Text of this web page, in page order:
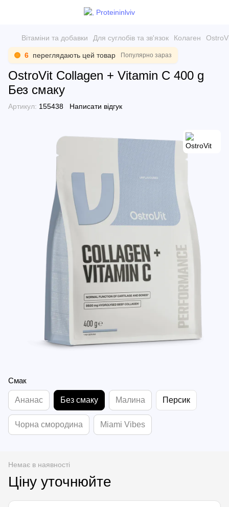
Вітаміни та добавки Для суглобів та зв'язок Колаген
6 переглядають цей товар Популярно зараз
OstroVit Collagen + Vitamin C 400 g
Без смаку
Артикул: 155438 Написати відгук
Смак
Ананас Без смаку Малина Персик
Чорна смородина Miami Vibes
Немає в наявності
Ціну уточнюйте